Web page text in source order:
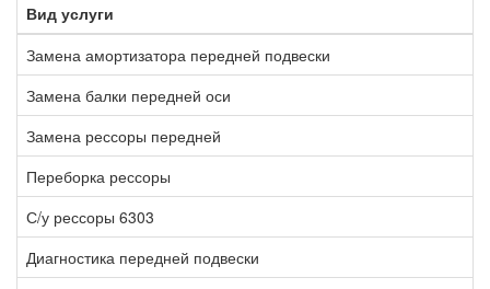
Вид услуги
Замена амортизатора передней подвески
Замена балки передней оси
Замена рессоры передней
Переборка рессоры
С/у рессоры 6303
Диагностика передней подвески